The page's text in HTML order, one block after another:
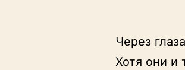
Через
Хотя они и